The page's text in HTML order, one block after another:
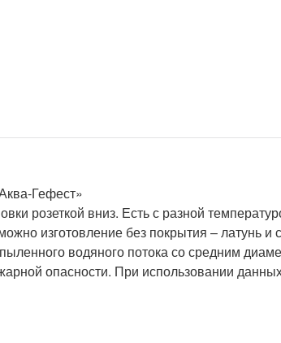
Гефест»
розеткой вниз. Есть с разной
изготовление без покрытия – латунь
водяного потока со средним
опасности. При использовании